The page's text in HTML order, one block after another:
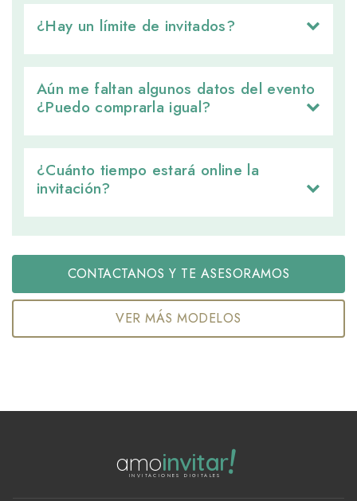
¿Hay un límite de invitados?
Aún me faltan algunos datos del evento
¿Puedo comprarla igual?
¿Cuánto tiempo estará online la
invitación?
CONTACTANOS Y TE ASESORAMOS
VER MÁS MODELOS
amoinvitar!
INVITACIONES DIGITALES